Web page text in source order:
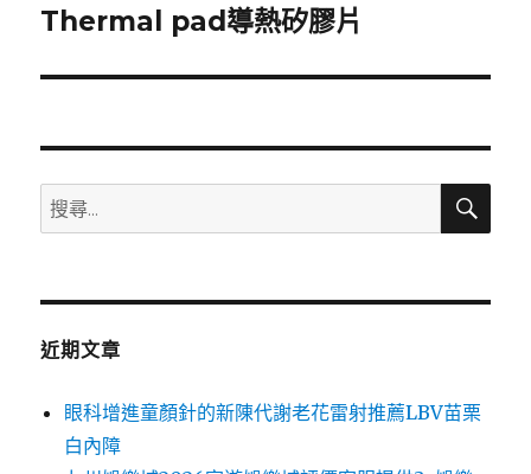
一
文
Thermal pad導熱矽膠片
搜
尋
鍵
搜
近期文章
眼科增進童顏針的新陳代謝老花雷射推薦LBV苗栗
白內障